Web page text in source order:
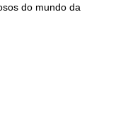
do mundo da